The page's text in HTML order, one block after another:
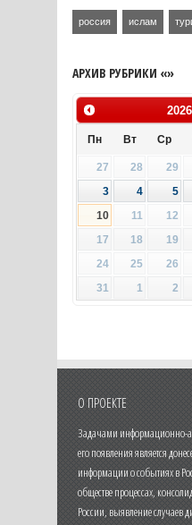
россия ислам
АРХИВ РУБРИКИ «»
2026
Пн Вт Ср
27 28 29
3
4 5
10
11 12
17
18 19
24
25 26
31
1 2
О ПРОЕКТЕ
Задачами информационно-
его появления является
информации о событиях в
обществе процессах,
России, выявление